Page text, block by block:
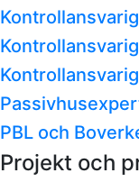
PBL och
Projekt och